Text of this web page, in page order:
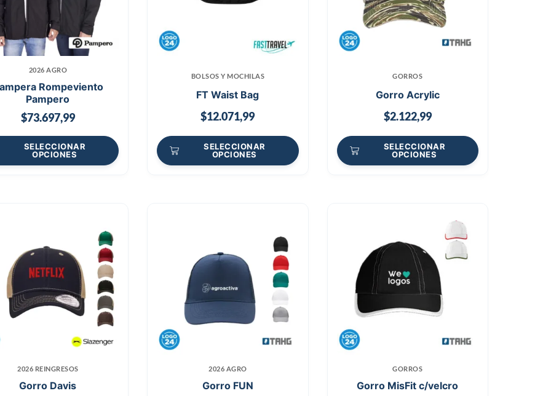
2026 AGRO
Rompeviento
Pampero
$73.697,99
SELECCIONAR
OPCIONES
BOLSOS Y MOCHILAS
FT Waist Bag
$12.071,99
SELECCIONAR
OPCIONES
GORROS
Gorro Acrylic
$2.122,99
SELECCIONAR
OPCIONES
2026 REINGRESOS
Gorro Davis
2026 AGRO
Gorro FUN
GORROS
Gorro MisFit c/velcro